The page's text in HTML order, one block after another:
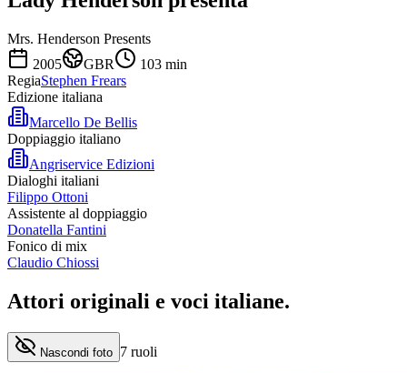
Mrs. Henderson Presents
2005
GBR 103 min
RegiaStephen Frears
Edizione italiana
Marcello De Bellis
Doppiaggio italiano
Angriservice Edizioni
Dialoghi italiani
Filippo Ottoni
Assistente al doppiaggio
Donatella Fantini
Fonico di mix
Claudio Chiossi
Attori originali e voci italiane.
Nascondi foto 7 ruoli